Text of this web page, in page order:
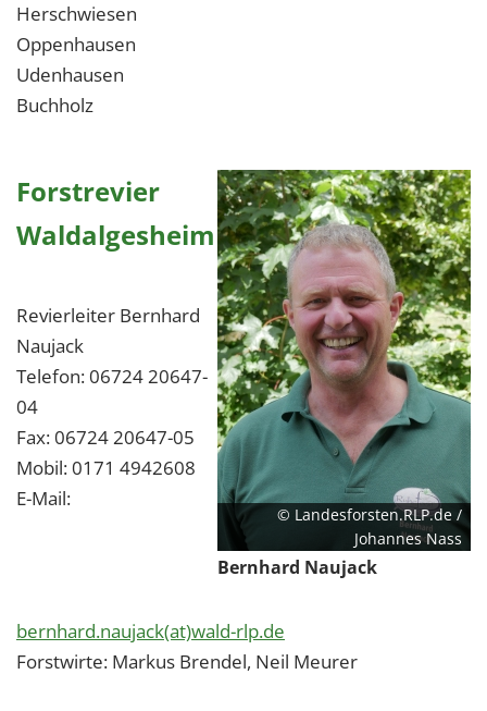
Herschwiesen
Oppenhausen
Udenhausen
Buchholz
© Landesforsten.RLP.de /
Johannes Nass
Bernhard Naujack
Forstrevier
Waldalgesheim
Revierleiter Bernhard
Naujack
Telefon: 06724 20647-
04
Fax: 06724 20647-05
Mobil: 0171 4942608
E-Mail:
bernhard.naujack(at)wald-rlp.de
Forstwirte: Markus Brendel, Neil Meurer